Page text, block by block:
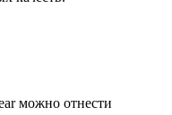
можно отнести